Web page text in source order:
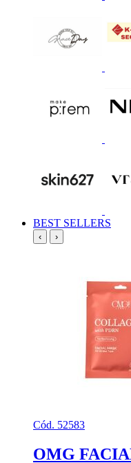
BEST SELLERS
‹ ›
Cód. 52583
OMG